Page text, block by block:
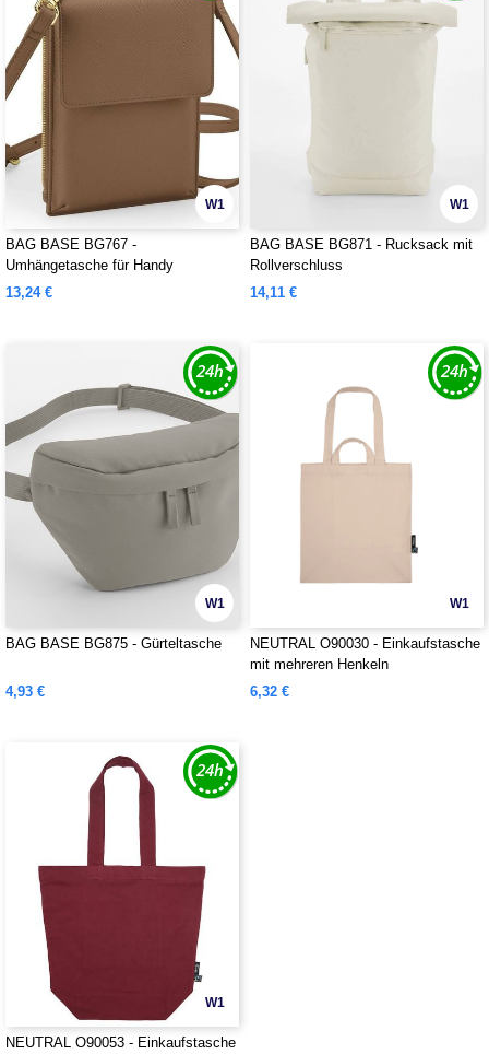
W1
BAG BASE BG767 -
Umhängetasche für Handy
13,24 €
W1
BAG BASE BG871 - Rucksack mit
Rollverschluss
14,11 €
W1
BAG BASE BG875 - Gürteltasche
4,93 €
W1
NEUTRAL O90030 - Einkaufstasche
mit mehreren Henkeln
6,32 €
W1
NEUTRAL O90053 - Einkaufstasche